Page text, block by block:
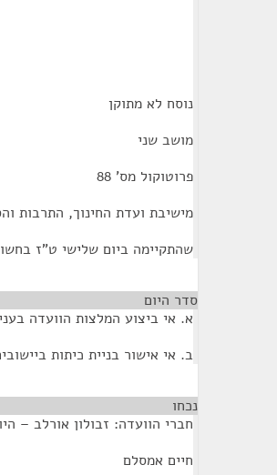
נוסח לא מתוקן
מושב שני
פרוטוקול מס' 88
מישיבת ועדת החינוך, התרבות
שהתקיימה ביום שלישי ט"ז בחשוון התש"ע (3
סדר היום
א. אי ביצוע המלצות הוועדה
ב. אי אישור בניית כיתות
נכחו
חברי הוועדה: זבולון אורלב –
חיים אמסלם